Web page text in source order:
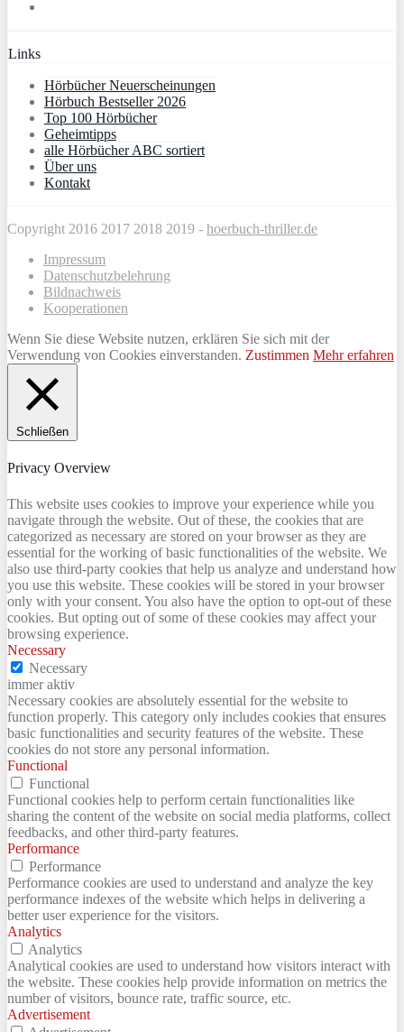
Links
Hörbücher Neuerscheinungen
Hörbuch Bestseller 2026
Top 100 Hörbücher
Geheimtipps
alle Hörbücher ABC sortiert
Über uns
Kontakt
Copyright 2016 2017 2018 2019 - hoerbuch-thriller.de
Impressum
Datenschutzbelehrung
Bildnachweis
Kooperationen
Wenn Sie diese Website nutzen, erklären Sie sich mit der
Verwendung von Cookies einverstanden. Zustimmen Mehr erfahren
Schließen
Privacy Overview
This website uses cookies to improve your experience while you
navigate through the website. Out of these, the cookies that are
categorized as necessary are stored on your browser as they are
essential for the working of basic functionalities of the website. We
also use third-party cookies that help us analyze and understand how
you use this website. These cookies will be stored in your browser
only with your consent. You also have the option to opt-out of these
cookies. But opting out of some of these cookies may affect your
browsing experience.
Necessary
Necessary
immer aktiv
Necessary cookies are absolutely essential for the website to
function properly. This category only includes cookies that ensures
basic functionalities and security features of the website. These
cookies do not store any personal information.
Functional
Functional
Functional cookies help to perform certain functionalities like
sharing the content of the website on social media platforms, collect
feedbacks, and other third-party features.
Performance
Performance
Performance cookies are used to understand and analyze the key
performance indexes of the website which helps in delivering a
better user experience for the visitors.
Analytics
Analytics
Analytical cookies are used to understand how visitors interact with
the website. These cookies help provide information on metrics the
number of visitors, bounce rate, traffic source, etc.
Advertisement